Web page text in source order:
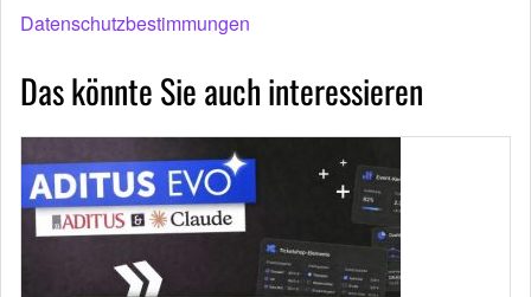
Datenschutzbestimmungen
Das könnte Sie auch interessieren